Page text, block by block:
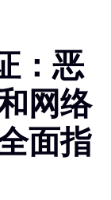
：恶
网络
面指